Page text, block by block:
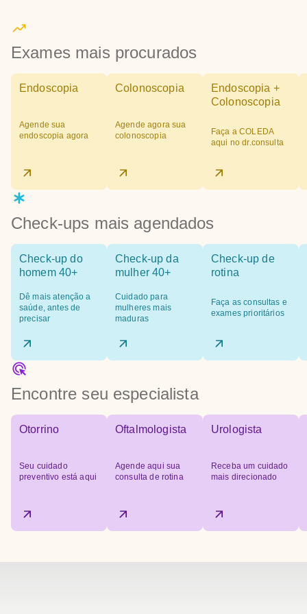
Exames mais procurados
Endoscopia
Agende sua
endoscopia agora
Colonoscopia
Agende agora sua
colonoscopia
Endoscopia +
Colonoscopia
Faça a COLEDA
aqui no dr.consulta
Check-ups mais agendados
Check-up do
homem 40+
Dê mais atenção a
saúde, antes de
precisar
Check-up da
mulher 40+
Cuidado para
mulheres mais
maduras
Check-up de
rotina
Faça as consultas e
exames prioritários
Encontre seu especialista
Otorrino
Seu cuidado
preventivo está aqui
Oftalmologista
Agende aqui sua
consulta de rotina
Urologista
Receba um cuidado
mais direcionado